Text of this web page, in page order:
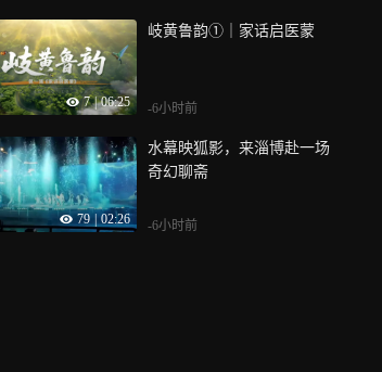
7 | 06:25
岐黄鲁韵①｜家话启医蒙
-6小时前
79 02:26
水幕映狐影，来淄博赴一场
奇幻聊斋
-6小时前